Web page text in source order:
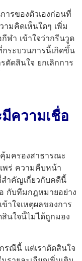
ารของตัวเองก่อนที่
มคิดเห็นใดๆ เพิ่ม
ฬา เข้าใจว่ากรีนวูด
ระบวนการนี้เกิดขึ้น
ตัดสินใจ ยกเลิกการ
ความเชื่อ
มครองสาธารณะ
พร่ ความคืบหน้า
สำคัญเกี่ยวกับคดีนี้
กับทีมกฎหมายอย่าง
าใจเหตุผลของการ
นใจนี้ไม่ได้ถูกมอง
รณีนี้ แต่เราตัดสินใจ